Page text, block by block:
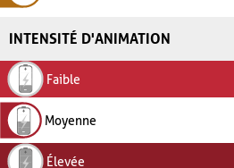
INTENSITÉ D'ANIMATION
Faible
Moyenne
Élevée